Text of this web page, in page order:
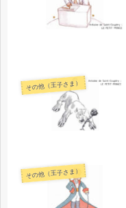
その他（王子さま）
その他（王子さま）